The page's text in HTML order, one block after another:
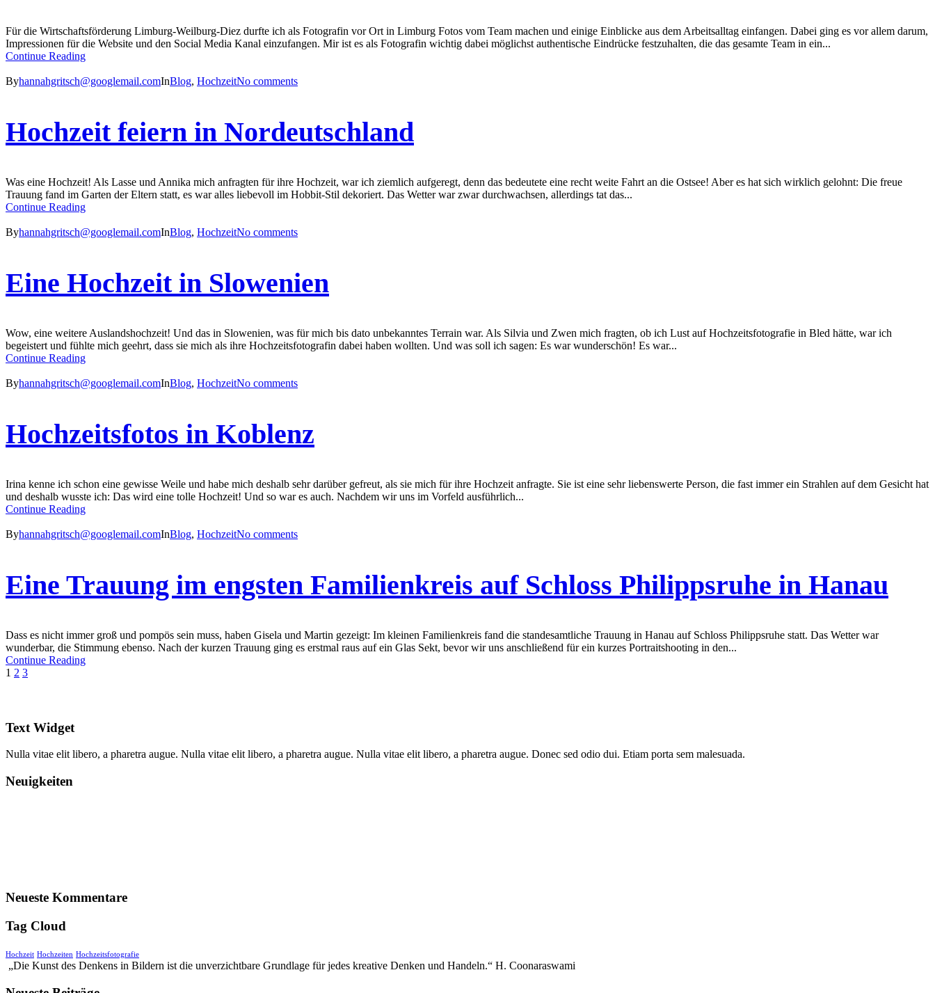
Für die Wirtschaftsförderung Limburg-Weilburg-Diez durfte ich als Fotografin vor Ort in Limburg Fotos vom Team machen und einige Einblicke aus dem Arbeitsalltag einfangen. Dabei ging es vor allem darum,
Impressionen für die Website und den Social Media Kanal einzufangen. Mir ist es als Fotografin wichtig dabei möglichst authentische Eindrücke festzuhalten, die das gesamte Team in ein...
Continue Reading
Byhannahgritsch@googlemail.comInBlog, HochzeitNo comments
Hochzeit feiern in Nordeutschland
Was eine Hochzeit! Als Lasse und Annika mich anfragten für ihre Hochzeit, war ich ziemlich aufgeregt, denn das bedeutete eine recht weite Fahrt an die Ostsee! Aber es hat sich wirklich gelohnt: Die freue
Trauung fand im Garten der Eltern statt, es war alles liebevoll im Hobbit-Stil dekoriert. Das Wetter war zwar durchwachsen, allerdings tat das...
Continue Reading
Byhannahgritsch@googlemail.comInBlog, HochzeitNo comments
Eine Hochzeit in Slowenien
Wow, eine weitere Auslandshochzeit! Und das in Slowenien, was für mich bis dato unbekanntes Terrain war. Als Silvia und Zwen mich fragten, ob ich Lust auf Hochzeitsfotografie in Bled hätte, war ich
begeistert und fühlte mich geehrt, dass sie mich als ihre Hochzeitsfotografin dabei haben wollten. Und was soll ich sagen: Es war wunderschön! Es war...
Continue Reading
Byhannahgritsch@googlemail.comInBlog, HochzeitNo comments
Hochzeitsfotos in Koblenz
Irina kenne ich schon eine gewisse Weile und habe mich deshalb sehr darüber gefreut, als sie mich für ihre Hochzeit anfragte. Sie ist eine sehr liebenswerte Person, die fast immer ein Strahlen auf dem Gesicht hat
und deshalb wusste ich: Das wird eine tolle Hochzeit! Und so war es auch. Nachdem wir uns im Vorfeld ausführlich...
Continue Reading
Byhannahgritsch@googlemail.comInBlog, HochzeitNo comments
Eine Trauung im engsten Familienkreis auf Schloss Philippsruhe in Hanau
Dass es nicht immer groß und pompös sein muss, haben Gisela und Martin gezeigt: Im kleinen Familienkreis fand die standesamtliche Trauung in Hanau auf Schloss Philippsruhe statt. Das Wetter war
wunderbar, die Stimmung ebenso. Nach der kurzen Trauung ging es erstmal raus auf ein Glas Sekt, bevor wir uns anschließend für ein kurzes Portraitshooting in den...
Continue Reading
1 2 3
Text Widget
Nulla vitae elit libero, a pharetra augue. Nulla vitae elit libero, a pharetra augue. Nulla vitae elit libero, a pharetra augue. Donec sed odio dui. Etiam porta sem malesuada.
Neuigkeiten
Neueste Kommentare
Tag Cloud
Hochzeit Hochzeiten Hochzeitsfotografie
„Die Kunst des Denkens in Bildern ist die unverzichtbare Grundlage für jedes kreative Denken und Handeln.“ H. Coonaraswami